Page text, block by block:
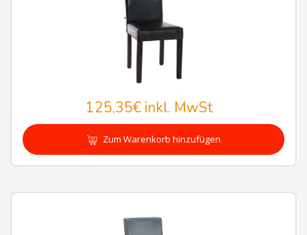
125,35€inkl. MwSt
Zum Warenkorb hinzufügen